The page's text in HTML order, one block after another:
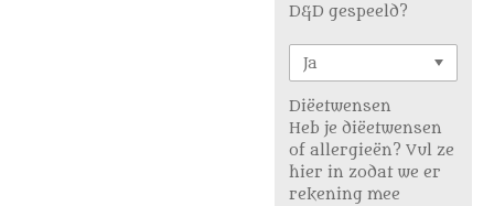
D&D gespeeld?
Diëetwensen
Heb je diëetwensen
of allergieën? Vul ze
hier in zodat we er
rekening mee